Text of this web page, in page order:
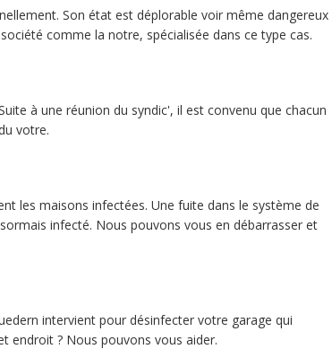
Son état est déplorable voir même dangereux
comme la notre, spécialisée dans ce type cas.
à une réunion du syndic', il est convenu que chacun
votre.
les maisons infectées. Une fuite dans le système de
infecté. Nous pouvons vous en débarrasser et
intervient pour désinfecter votre garage qui
endroit ? Nous pouvons vous aider.